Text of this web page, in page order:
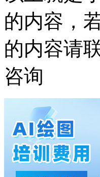
的内容，
的内容请
咨询